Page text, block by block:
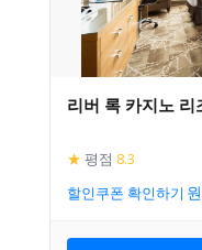
리버 록 카지노 리
★ 평점 8.3
할인쿠폰 확인하기